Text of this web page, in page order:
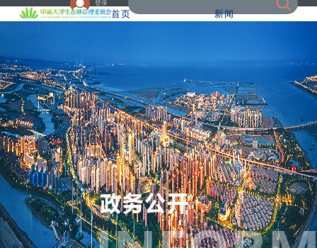
登录
首页 新闻